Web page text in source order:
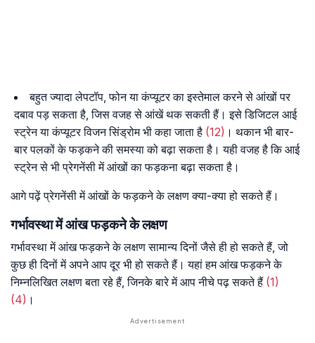
बहुत ज्यादा लेपटॉप, फोन या कंप्यूटर का इस्तेमाल करने से आंखों पर
दबाव पड़ सकता है, जिस वजह से आंखें थक सकती हैं। इसे डिजिटल आई
स्ट्रेन या कंप्यूटर विजन सिंड्रोम भी कहा जाता है (12) । थकान भी बार-
बार पलकों के फड़कने की समस्या को बढ़ा सकता है। यही वजह है कि आई
स्ट्रेन से भी प्रेगनेंसी में आंखों का फड़कना बढ़ा सकता है।
आगे पढ़ें प्रेगनेंसी में आंखों के फड़कने के लक्षण क्या-क्या हो सकते हैं।
गर्भावस्था में आंख फड़कने के लक्षण
गर्भावस्था में आंख फड़कने के लक्षण सामान्य दिनों जैसे ही हो सकते हैं, जो
कुछ ही दिनों में अपने आप दूर भी हो सकते हैं। यहां हम आंख फड़कने के
निम्नलिखित लक्षण बता रहे हैं, जिनके बारे में आप नीचे पढ़ सकते हैं (1)
(4) ।